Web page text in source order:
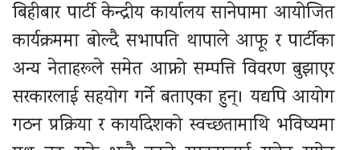
बिहीबार पार्टी केन्द्रीय कार्यालय सानेपामा आयोजित
कार्यक्रममा बोल्दै सभापति थापाले आफू र पार्टीका
अन्य नेताहरूले समेत आफ्नो सम्पत्ति विवरण बुझाएर
सरकारलाई सहयोग गर्ने बताएका हुन्। यद्यपि आयोग
गठन प्रक्रिया र कार्यादेशको स्वच्छतामाथि भविष्यमा